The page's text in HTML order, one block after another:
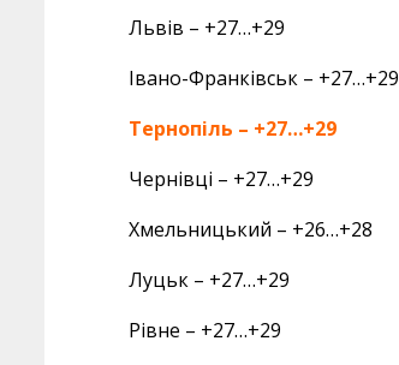
Львів – +27…+29
Івано-Франківськ – +27…+29
Тернопіль – +27…+29
Чернівці – +27…+29
Хмельницький – +26…+28
Луцьк – +27…+29
Рівне – +27…+29